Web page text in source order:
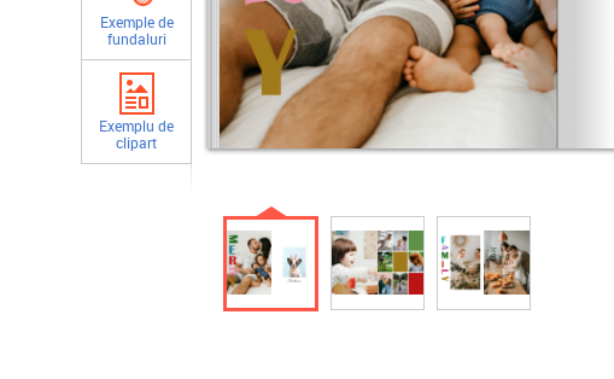
Exemple de
fundaluri
Exemplu de
clipart